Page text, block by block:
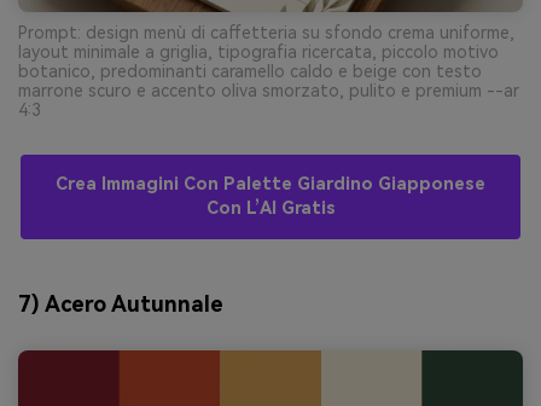
Prompt: design menù di caffetteria su sfondo crema uniforme,
layout minimale a griglia, tipografia ricercata, piccolo motivo
botanico, predominanti caramello caldo e beige con testo
marrone scuro e accento oliva smorzato, pulito e premium --ar
4:3
Crea Immagini Con Palette Giardino Giapponese
Con L’AI Gratis
7) Acero Autunnale